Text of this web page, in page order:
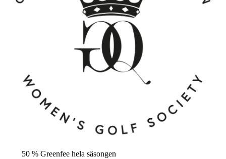
50 % Greenfee hela säsongen